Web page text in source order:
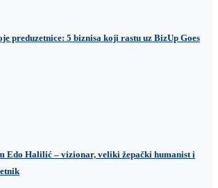
preduzetnice: 5 biznisa koji rastu uz BizUp Goes
Edo Halilić – vizionar, veliki žepački humanist i